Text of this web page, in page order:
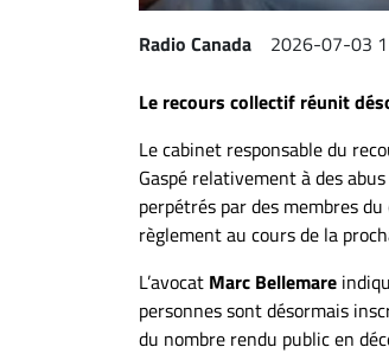
recrutements
TROUVEZ-
Radio Canada 2026-07-03
Le recours collectif réunit
Le cabinet responsable du
Gaspé relativement à des
perpétrés par des membres
règlement au cours de la
L’avocat Marc Bellemare
personnes sont désormais
du nombre rendu public en